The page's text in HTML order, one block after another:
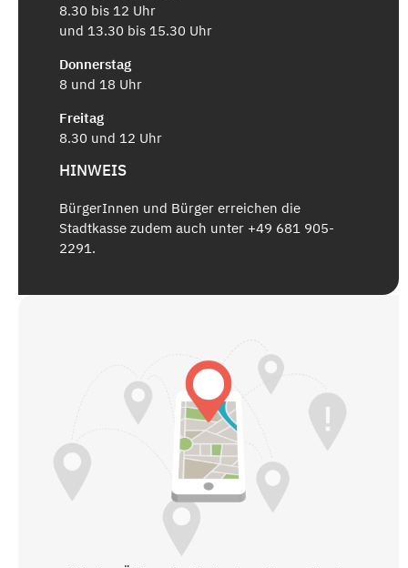
8.30 bis 12 Uhr
und 13.30 bis 15.30 Uhr
Donnerstag
8 und 18 Uhr
Freitag
8.30 und 12 Uhr
HINWEIS
BürgerInnen und Bürger erreichen die
Stadtkasse zudem auch unter +49 681 905-
2291.